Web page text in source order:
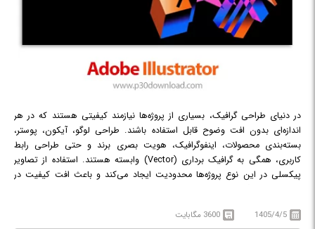
در دنیای طراحی گرافیک، بسیاری از پروژه‌ها نیازمند کیفیتی هستند که در هر
اندازه‌ای بدون افت وضوح قابل استفاده باشند. طراحی لوگو، آیکون، پوستر،
بسته‌بندی محصولات، اینفوگرافیک، هویت بصری برند و حتی طراحی رابط
کاربری، همگی به گرافیک برداری (Vector) وابسته هستند. استفاده از تصاویر
پیکسلی در این نوع پروژه‌ها محدودیت ایجاد می‌کند و باعث افت کیفیت در
کند.1405/4/5 3600 مگابایت